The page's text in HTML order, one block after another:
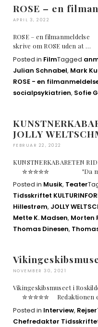
ROSE – en
APRIL 3, 2022
ROSE – en
skrive om ROSE uden at …
Posted in FilmTagged
Julian Schnabel, Mark
ROSE - en
socialpsykiatrien, Sofie
JOLLY
FEBRUAR 22, 2022
KUNSTNERKABARETEN
✮✮✮✮✮ "Da min
Posted in Musik, Teater
Tidsskriftet
Hillestrøm, JOLLY
Mette K. Madsen, Morten
Thomas Dinesen,
NOVEMBER 30, 2021
Vikingeskibsmuseet i
✮✮✮✮✮ Redaktionen er
Posted in Interview, Rejser
Chefredaktør Tidsskriftet